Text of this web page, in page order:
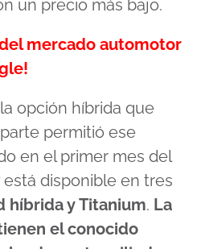
un precio más bajo.
mercado automotor
opción híbrida que
permitió ese
en el primer mes del
está disponible en tres
híbrida y Titanium. La
el conocido